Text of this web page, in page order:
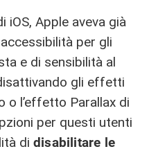
iOS, Apple aveva già
per gli
e di sensibilità al
gli effetti
o l’effetto Parallax di
per questi utenti
di disabilitare le